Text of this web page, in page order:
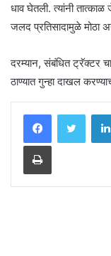
धाव घेतली. त्यांनी
जलद प्रतिसादामुळे मोठा
दरम्यान, संबंधित ट्रॅक्टर
ठाण्यात गुन्हा दाखल
Print